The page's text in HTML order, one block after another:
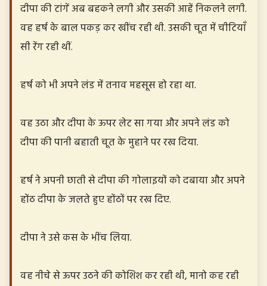
दीपा की टांगें अब बहकने लगी और उसकी आहें निकलने लगी.
वह हर्ष के बाल पकड़ कर खींच रही थी. उसकी चूत में चीटियाँ
सी रेंग रही थीं.
हर्ष को भी अपने लंड में तनाव महसूस हो रहा था.
वह उठा और दीपा के ऊपर लेट सा गया और अपने लंड को
दीपा की पानी बहाती चूत के मुहाने पर रख दिया.
हर्ष ने अपनी छाती से दीपा की गोलाइयों को दबाया और अपने
होंठ दीपा के जलते हुए होंठों पर रख दिए.
दीपा ने उसे कस के भींच लिया.
वह नीचे से ऊपर उठने की कोशिश कर रही थी, मानो कह रही